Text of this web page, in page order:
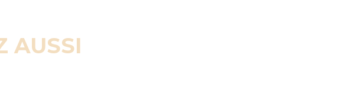
AUSSI